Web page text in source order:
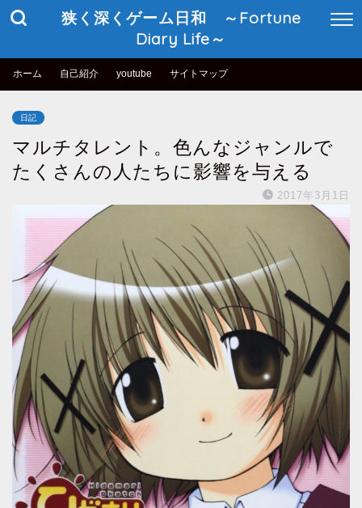
狭く深くゲーム日和 ～Fortune
Diary Life～
ホーム 自己紹介 youtube サイトマップ
日記
マルチタレント。色んなジャンルで
たくさんの人たちに影響を与える
2017年3月1日